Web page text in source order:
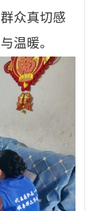
众真切感
温暖。